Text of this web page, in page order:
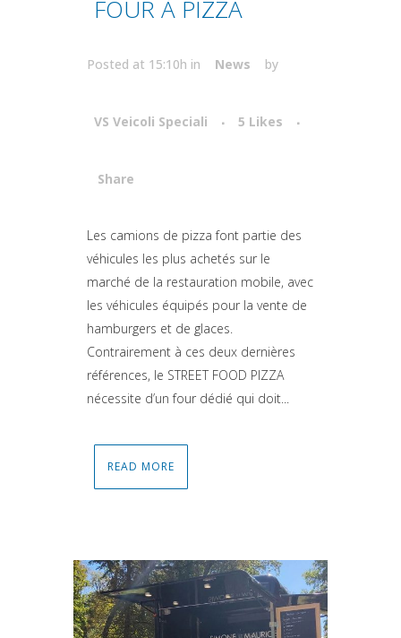
FOUR À PIZZA
Posted at 15:10h in News by
VS Veicoli Speciali 5 Likes
Share
Attiva comando
Les camions de pizza font partie des
véhicules les plus achetés sur le
marché de la restauration mobile, avec
les véhicules équipés pour la vente de
hamburgers et de glaces.
Contrairement à ces deux dernières
références, le STREET FOOD PIZZA
nécessite d’un four dédié qui doit...
READ MORE